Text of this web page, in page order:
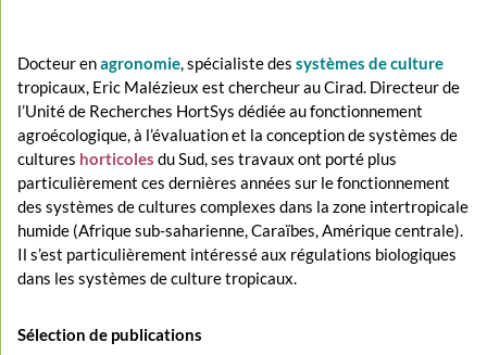
Docteur enagronomie, spécialiste dessystèmes de culture
tropicaux, Eric Malézieux est chercheur au Cirad. Directeur de
l’Unité de Recherches HortSys dédiée au fonctionnement
agroécologique, à l’évaluation et la conception de systèmes de
cultures horticoles du Sud, ses travaux ont porté plus
particulièrement ces dernières années sur le fonctionnement
des systèmes de cultures complexes dans la zone intertropicale
humide (Afrique sub-saharienne, Caraïbes, Amérique centrale).
Il s’est particulièrement intéressé aux régulations biologiques
dans les systèmes de culture tropicaux.
Sélection de publications